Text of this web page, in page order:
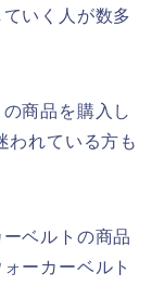
いく人が数多
商品を購入し
われている方も
ベルトの商品
ーカーベルト